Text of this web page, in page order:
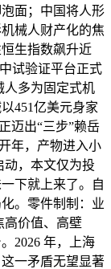
面；中国将人形
械人财产化的焦
生指数飙升近
试验证平台正式
人多为固定式机
451亿美元身家
迈出“三步”赖岳
年，产物进入小
动，本文仅为投
下就上来了。自
。零件制制：业
高价值、高壁
2026 年，上海
一矛盾无望显著